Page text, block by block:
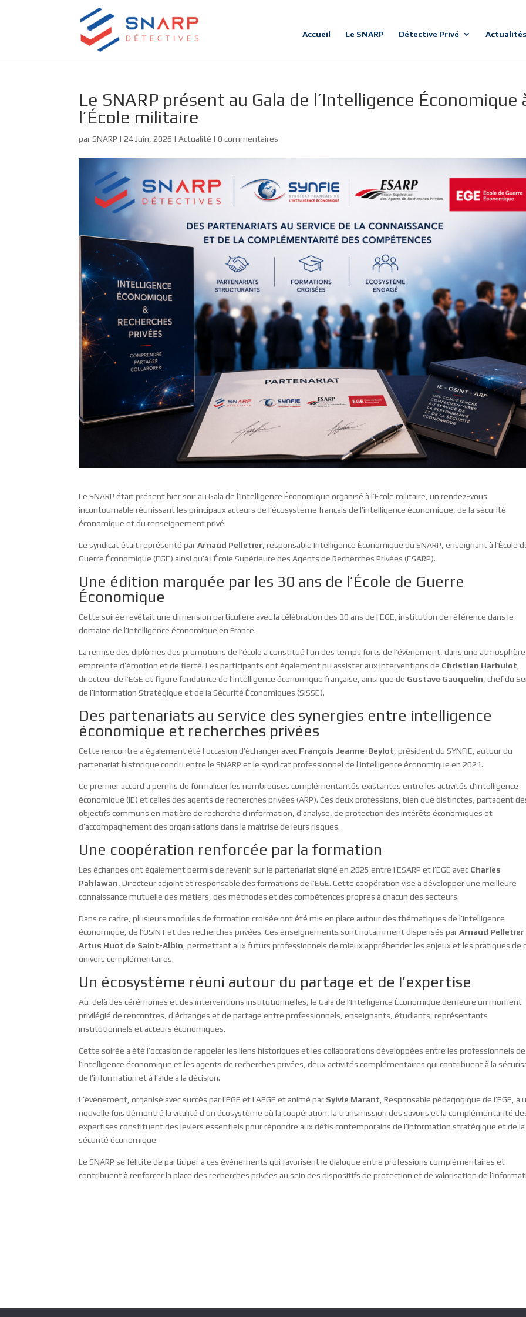
Accueil Le SNARP Détective Privé Actualités
Le SNARP présent au Gala de l’Intelligence Économique
l’École militaire
parSNARP |24 Juin, 2026 |Actualité |0 commentaires
Le SNARP était présent hier soir au Gala de l’Intelligence Économique organisé à l’École militaire, un rendez-vous
incontournable réunissant les principaux acteurs de l’écosystème français de l’intelligence économique, de la sécurité
économique et du renseignement privé.
Le syndicat était représenté parArnaud Pelletier, responsable Intelligence Économique du SNARP, enseignant à l’École
Guerre Économique (EGE) ainsi qu’à l’École Supérieure des Agents de Recherches Privées (ESARP).
Une édition marquée par les 30 ans de l’École de Guerre
Économique
Cette soirée revêtait une dimension particulière avec la célébration des 30 ans de l’EGE, institution de référence dans le
domaine de l’intelligence économique en France.
La remise des diplômes des promotions de l’école a constitué l’un des temps forts de l’évènement, dans une atmosphère
empreinte d’émotion et de fierté. Les participants ont également pu assister aux interventions de Christian Harbulot,
directeur de l’EGE et figure fondatrice de l’intelligence économique française, ainsi que de Gustave Gauquelin, chef du
de l’Information Stratégique et de la Sécurité Économiques (SISSE).
Des partenariats au service des synergies entre intelligence
économique et recherches privées
Cette rencontre a également été l’occasion d’échanger avec François Jeanne-Beylot, président du SYNFIE, autour du
partenariat historique conclu entre le SNARP et le syndicat professionnel de l’intelligence économique en 2021.
Ce premier accord a permis de formaliser les nombreuses complémentarités existantes entre les activités d’intelligence
économique (IE) et celles des agents de recherches privées (ARP). Ces deux professions, bien que distinctes, partagent
objectifs communs en matière de recherche d’information, d’analyse, de protection des intérêts économiques et
d’accompagnement des organisations dans la maîtrise de leurs risques.
Une coopération renforcée par la formation
Les échanges ont également permis de revenir sur le partenariat signé en 2025 entre l’ESARP et l’EGE avec Charles
Pahlawan, Directeur adjoint et responsable des formations de l’EGE. Cette coopération vise à développer une meilleure
connaissance mutuelle des métiers, des méthodes et des compétences propres à chacun des secteurs.
Dans ce cadre, plusieurs modules de formation croisée ont été mis en place autour des thématiques de l’intelligence
économique, de l’OSINT et des recherches privées. Ces enseignements sont notamment dispensés parArnaud Pelletier
Artus Huot de Saint-Albin, permettant aux futurs professionnels de mieux appréhender les enjeux et les pratiques de
univers complémentaires.
Un écosystème réuni autour du partage et de l’expertise
Au-delà des cérémonies et des interventions institutionnelles, le Gala de l’Intelligence Économique demeure un moment
privilégié de rencontres, d’échanges et de partage entre professionnels, enseignants, étudiants, représentants
institutionnels et acteurs économiques.
Cette soirée a été l’occasion de rappeler les liens historiques et les collaborations développées entre les professionnels de
l’intelligence économique et les agents de recherches privées, deux activités complémentaires qui contribuent à la
de l’information et à l’aide à la décision.
L’évènement, organisé avec succès par l’EGE et l’AEGE et animé par Sylvie Marant, Responsable pédagogique de l’EGE, a
nouvelle fois démontré la vitalité d’un écosystème où la coopération, la transmission des savoirs et la complémentarité
expertises constituent des leviers essentiels pour répondre aux défis contemporains de l’information stratégique et de la
sécurité économique.
Le SNARP se félicite de participer à ces événements qui favorisent le dialogue entre professions complémentaires et
contribuent à renforcer la place des recherches privées au sein des dispositifs de protection et de valorisation de